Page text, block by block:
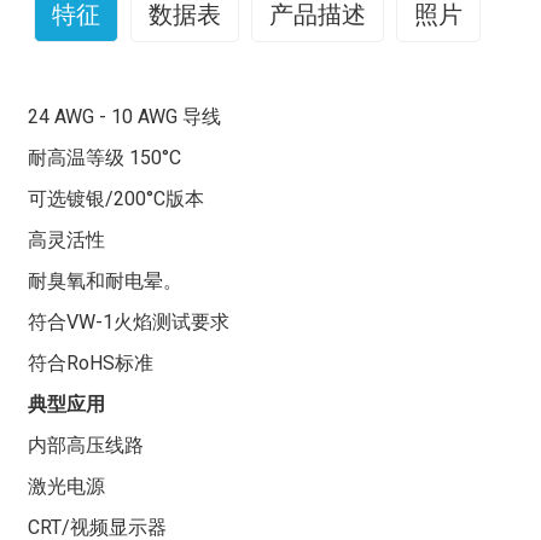
特征 数据表 产品描述 照片
24 AWG - 10 AWG 导线
耐高温等级 150°C
可选镀银/200°C版本
高灵活性
耐臭氧和耐电晕。
符合VW-1火焰测试要求
符合RoHS标准
典型应用
内部高压线路
激光电源
CRT/视频显示器
硅胶电缆凭借其独特的性能，在电缆领域脱颖而出，成为
耀眼的明星。其中，软硅胶电缆尤为值得关注。
这些电缆通常以镀锡铜为导体，具有优异的导电性和耐腐
境，而且绝缘性能良好，能有效保障用电安全，因此具有
诸多优点。
在实际应用中，硅胶线已有许多成功案例。例如，一家知
名汽车制造商在其新能源汽车的电池组连接中使用了我们
的硅胶线，凭借其优异的耐温耐压性能，确保了车辆在极
端条件下的稳定运行，并显著提高了车辆的安全性和可靠
性。
另一个例子是，一家国际航空航天公司在其卫星设备中选